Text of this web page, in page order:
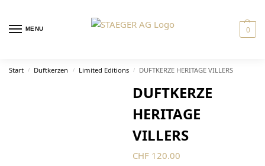
MENU 0
Start / Duftkerzen / Limited Editions / DUFTKERZE HERITAGE VILLERS
DUFTKERZE
HERITAGE
VILLERS
CHF 120.00